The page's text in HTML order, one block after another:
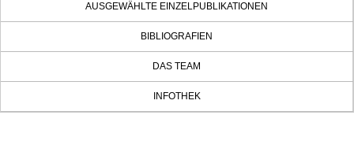
AUSGEWÄHLTE EINZELPUBLIKATIONEN
BIBLIOGRAFIEN
DAS TEAM
INFOTHEK